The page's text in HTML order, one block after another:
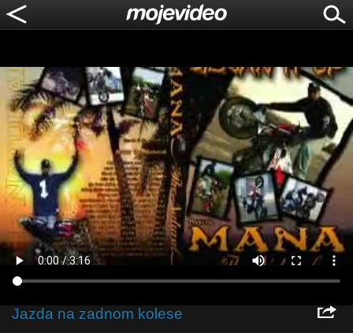
Jazda na zadnom kolese